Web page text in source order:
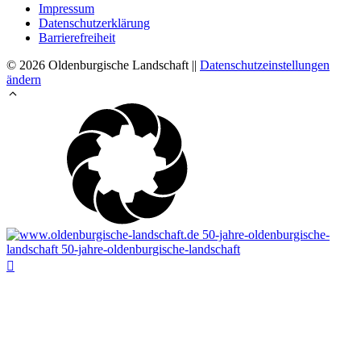
Impressum
Datenschutzerklärung
Barrierefreiheit
© 2026 Oldenburgische Landschaft || Datenschutzeinstellungen
ändern